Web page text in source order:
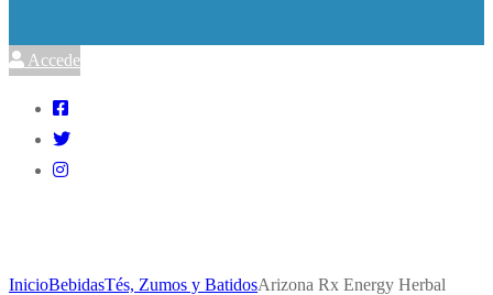
Accede
InicioBebidasTés, Zumos y BatidosArizona Rx Energy Herbal